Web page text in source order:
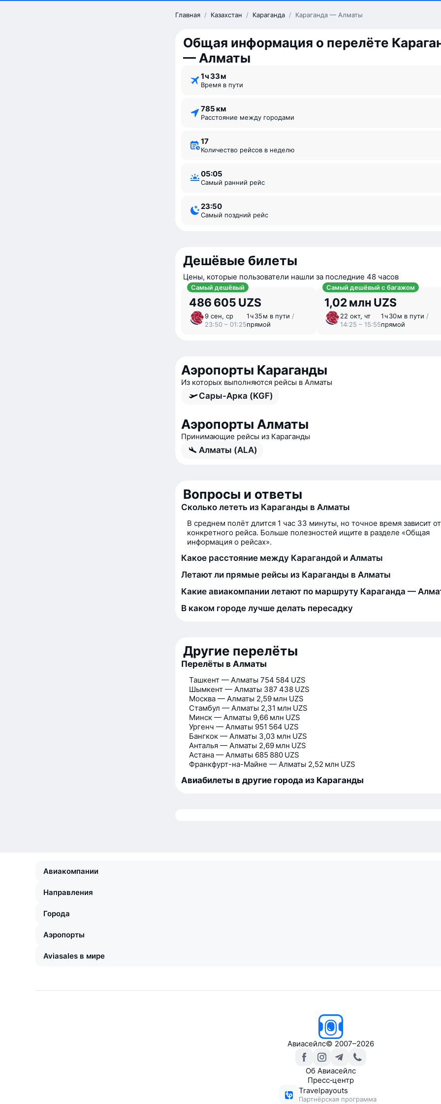
Главная / Казахстан / Караганда / Караганда — Алматы
Общая информация о перелёте
— Алматы
1 ⁠ч 33 ⁠м
Время в пути
785 км
Расстояние между городами
17
Количество рейсов в неделю
05:05
Самый ранний рейс
23:50
Самый поздний рейс
Дешёвые билеты
Цены, которые пользователи нашли за последние 48 часов
Самый дешёвый
486 605 UZS
9 сен, ср
23:50 – 01:25
1 ⁠ч 35 ⁠м в пути /
прямой
Самый дешёвый с багажом
1,02 млн UZS
22 окт, чт
14:25 – 15:55
1 ⁠ч 30 ⁠м в пути /
прямой
Аэропорты Караганды
Из которых выполняются рейсы в Алматы
Сары-Арка (KGF)
Аэропорты Алматы
Принимающие рейсы из Караганды
Алматы (ALA)
Вопросы и ответы
Сколько лететь из Караганды в Алматы
В среднем полёт длится 1 час 33 минуты, но точное время зависит от
конкретного рейса. Больше полезностей ищите в разделе «Общая
информация о рейсах».
Какое расстояние между Карагандой и Алматы
Летают ли прямые рейсы из Караганды в Алматы
Какие авиакомпании летают по маршруту Караганда —
В каком городе лучше делать пересадку
Другие перелёты
Перелёты в Алматы
Ташкент — Алматы 754 584 UZS
Шымкент — Алматы 387 438 UZS
Москва — Алматы 2,59 млн UZS
Стамбул — Алматы 2,31 млн UZS
Минск — Алматы 9,66 млн UZS
Ургенч — Алматы 951 564 UZS
Бангкок — Алматы 3,03 млн UZS
Анталья — Алматы 2,69 млн UZS
Астана — Алматы 685 880 UZS
Франкфурт-на-Майне — Алматы 2,52 млн UZS
Авиабилеты в другие города из Караганды
Авиакомпании
Направления
Города
Аэропорты
Aviasales в мире
Авиасейлс© 2007–2026
Об Авиасейлс
Пресс‑центр
Travelpayouts
Партнёрская программа